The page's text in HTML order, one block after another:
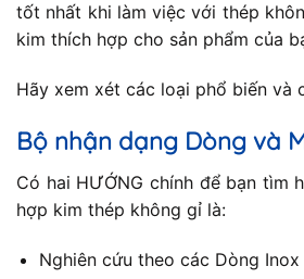
tốt nhất khi làm việc với thép
kim thích hợp cho sản phẩm của
Hãy xem xét các loại phổ biến và
Bộ nhận dạng Dòng và
Có hai HƯỚNG chính để bạn tìm
hợp kim thép không gỉ là:
Nghiên cứu theo các Dòng Inox